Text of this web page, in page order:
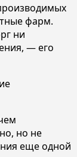
фарм.
ни
— его
но не
еще одной